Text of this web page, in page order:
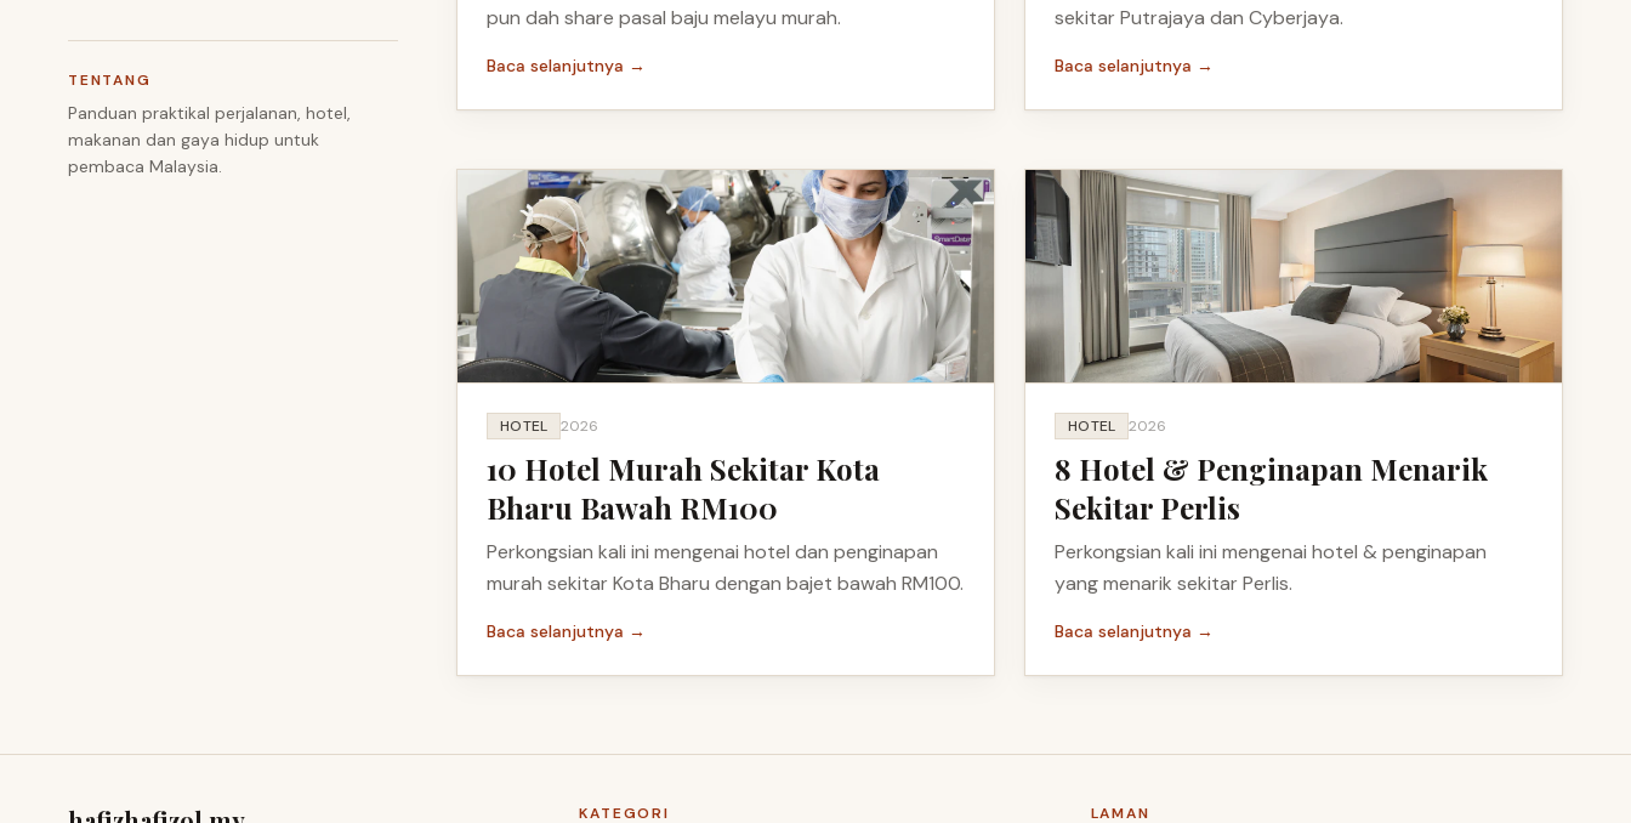
yang bijak.
TENTANG
Panduan praktikal perjalanan, hotel,
makanan dan gaya hidup untuk
pembaca Malaysia.
pun dah share pasal baju melayu murah.
Baca selanjutnya →
sekitar Putrajaya dan Cyberjaya.
Baca selanjutnya →
HOTEL 2026
10 Hotel Murah Sekitar Kota
Bharu Bawah RM100
Perkongsian kali ini mengenai hotel dan penginapan
murah sekitar Kota Bharu dengan bajet bawah RM100.
Baca selanjutnya →
HOTEL 2026
8 Hotel & Penginapan Menarik
Sekitar Perlis
Perkongsian kali ini mengenai hotel & penginapan
yang menarik sekitar Perlis.
Baca selanjutnya →
KATEGORI LAMAN